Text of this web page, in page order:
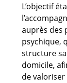
L’objectif
auprès des
psychique,
structure
domicile,
de